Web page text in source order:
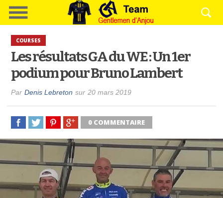
COURSES
Les résultats GA du WE : Un 1er
podium pour Bruno Lambert
Par Denis Lebreton sur 20 mars 2019
0 COMMENTAIRE